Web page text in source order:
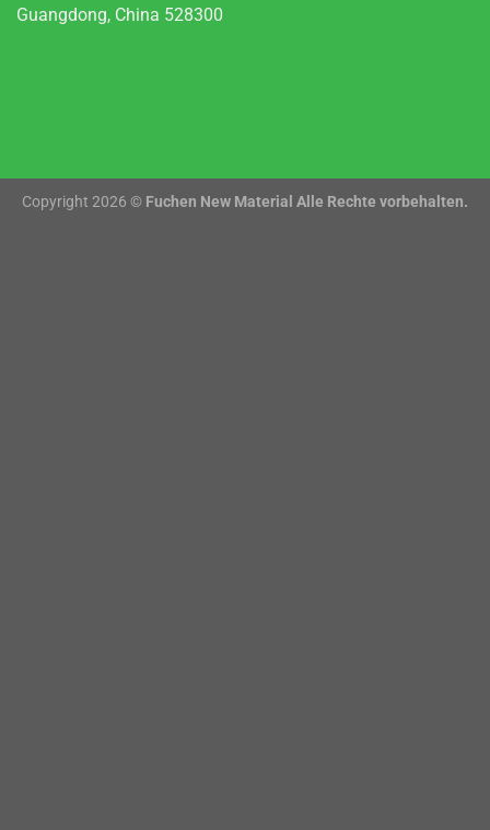
Guangdong, China 528300
Copyright 2026 © Fuchen New Material Alle Rechte vorbehalten.